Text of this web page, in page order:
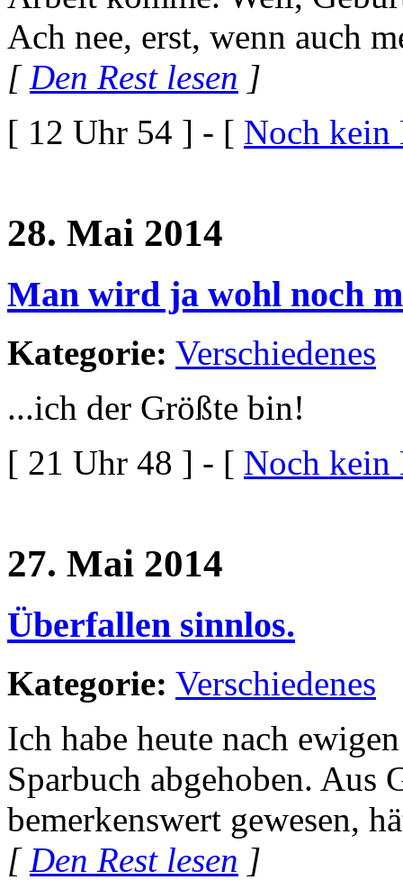
Ach nee, erst, wenn auch
[Den Rest lesen ]
[ 12 Uhr 54 ] - [ Noch kein
28. Mai 2014
Man wird ja wohl noch
Kategorie: Verschiedenes
...ich der Größte bin!
[ 21 Uhr 48 ] - [ Noch kein
27. Mai 2014
Überfallen sinnlos.
Kategorie: Verschiedenes
Ich habe heute nach
Sparbuch abgehoben. Aus
bemerkenswert gewesen,
[ Den Rest lesen ]